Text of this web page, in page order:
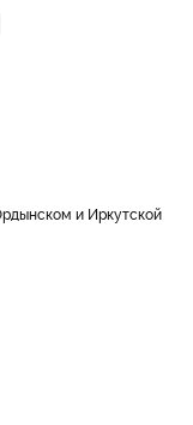
и Иркутской